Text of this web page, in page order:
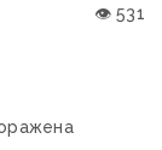
👁 531